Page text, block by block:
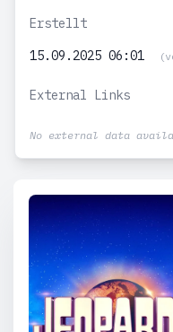
Erstellt
15.09.2025 06:01
External Links
No external data